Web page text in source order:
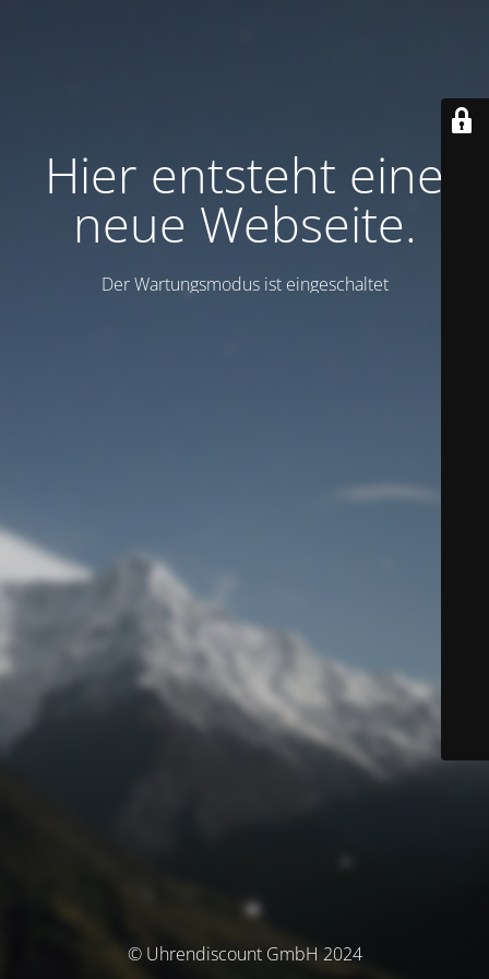
Hier entsteht eine
neue Webseite.
Der Wartungsmodus ist eingeschaltet
© Uhrendiscount GmbH 2024